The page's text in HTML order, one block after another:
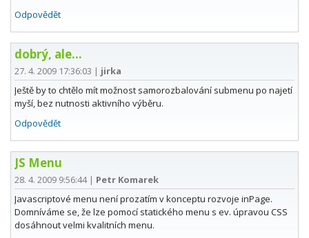
Odpovědět
dobrý, ale...
27. 4. 2009 17:36:03 | jirka
Ještě by to chtělo mít možnost samorozbalování submenu po najetí
myší, bez nutnosti aktivního výběru.
Odpovědět
JS Menu
28. 4. 2009 9:56:44 | Petr Komarek
Javascriptové menu není prozatím v konceptu rozvoje inPage.
Domníváme se, že lze pomocí statického menu s ev. úpravou CSS
dosáhnout velmi kvalitních menu.